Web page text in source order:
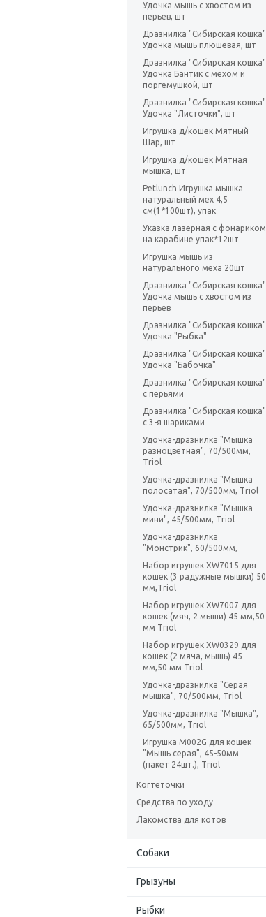
Удочка мышь с хвостом из
перьев, шт
Дразнилка "Сибирская кошка"
Удочка мышь плюшевая, шт
Дразнилка "Сибирская кошка"
Удочка Бантик с мехом и
поргемушкой, шт
Дразнилка "Сибирская кошка"
Удочка "Листочки", шт
Игрушка д/кошек Мятный
Шар, шт
Игрушка д/кошек Мятная
мышка, шт
Petlunch Игрушка мышка
натуральный мех 4,5
см(1*100шт), упак
Указка лазерная с фонариком
на карабине упак*12шт
Игрушка мышь из
натурального меха 20шт
Дразнилка "Сибирская кошка"
Удочка мышь с хвостом из
перьев
Дразнилка "Сибирская кошка"
Удочка "Рыбка"
Дразнилка "Сибирская кошка"
Удочка "Бабочка"
Дразнилка "Сибирская кошка"
с перьями
Дразнилка "Сибирская кошка"
с 3-я шариками
Удочка-дразнилка "Мышка
разноцветная", 70/500мм,
Triol
Удочка-дразнилка "Мышка
полосатая", 70/500мм, Triol
Удочка-дразнилка "Мышка
мини", 45/500мм, Triol
Удочка-дразнилка
"Монстрик", 60/500мм,
Набор игрушек XW7015 для
кошек (3 радужные мышки) 50
мм,Triol
Набор игрушек XW7007 для
кошек (мяч, 2 мыши) 45 мм,50
мм Triol
Набор игрушек XW0329 для
кошек (2 мяча, мышь) 45
мм,50 мм Triol
Удочка-дразнилка "Серая
мышка", 70/500мм, Triol
Удочка-дразнилка "Мышка",
65/500мм, Triol
Игрушка M002G для кошек
"Мышь серая", 45-50мм
(пакет 24шт.), Triol
Когтеточки
Средства по уходу
Лакомства для котов
Собаки
Грызуны
Рыбки